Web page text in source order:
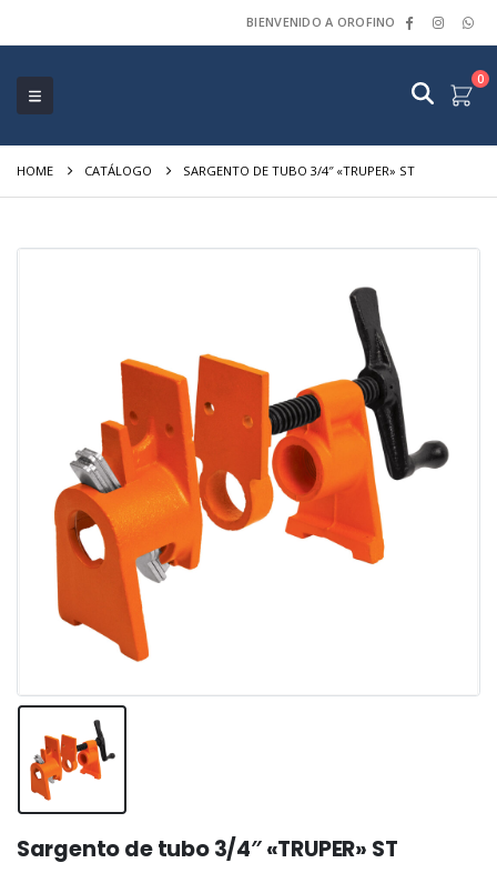
BIENVENIDO A OROFINO
0
HOME CATÁLOGO SARGENTO DE TUBO 3/4″ «TRUPER» ST
Sargento de tubo 3/4″ «TRUPER» ST